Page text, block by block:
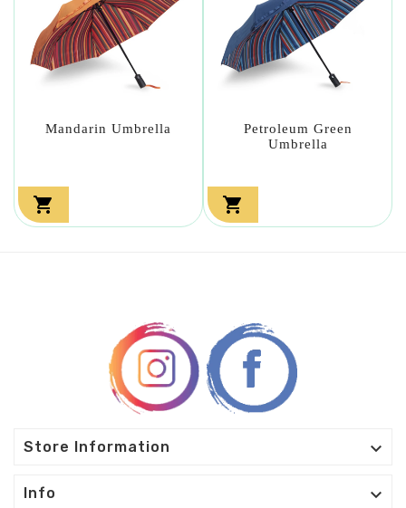
Mandarin Umbrella

Petroleum Green
Umbrella

Store Information 
Info 